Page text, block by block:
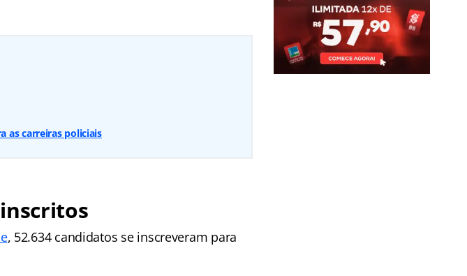
as carreiras policiais
, 52.634 candidatos se inscreveram para